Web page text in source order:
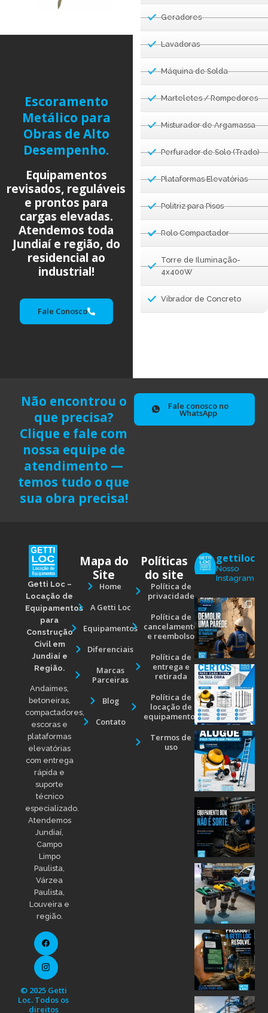
Geradores
Lavadoras
Máquina de Solda
Marteletes / Rompedores
Misturador de Argamassa
Perfurador de Solo (Trado)
Plataformas Elevatórias
Politriz para Pisos
Rolo Compactador
Torre de Iluminação-
4x400W
Vibrador de Concreto
Escoramento
Metálico para
Obras de Alto
Desempenho.
Equipamentos
revisados, reguláveis
e prontos para
cargas elevadas.
Atendemos toda
Jundiaí e região, do
residencial ao
industrial!
Fale Conosco
Não encontrou o
que precisa?
Clique e fale com
nossa equipe de
atendimento —
temos tudo o que
sua obra precisa!
Fale conosco no
WhatsApp
Getti Loc –
Locação de
Equipamentos
para
Construção
Civil em
Jundiaí e
Região.
Andaimes,
betoneiras,
compactadores,
escoras e
plataformas
elevatórias
com entrega
rápida e
suporte
técnico
especializado.
Atendemos
Jundiaí,
Campo
Limpo
Paulista,
Várzea
Paulista,
Louveira e
região.
© 2025 Getti
Loc. Todos os
direitos
Mapa do
Site
Home
A Getti Loc
Equipamentos
Diferenciais
Marcas
Parceiras
Blog
Contato
Políticas
do site
Política de
privacidade
Política de
cancelamento
e reembolso
Política de
entrega e
retirada
Política de
locação de
equipamentos
Termos de
uso
gettiloc
Nosso
Instagram